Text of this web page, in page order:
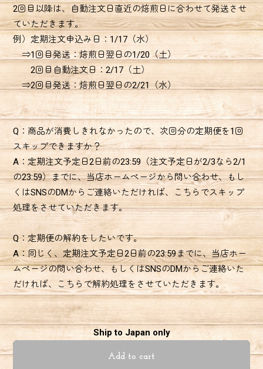
2回目以降は、自動注文日直近の焙煎日に合わせて発送させ
ていただきます。
例）定期注文申込み日：1/17（水）
⇒1回目発送：焙煎日翌日の1/20（土）
2回目自動注文日：2/17（土）
⇒2回目発送：焙煎日翌日の2/21（水）
Q：商品が消費しきれなかったので、次回分の定期便を1回
スキップできますか？
A：定期注文予定日2日前の23:59（注文予定日が2/3なら2/1
の23:59）までに、当店ホームページから問い合わせ、もし
くはSNSのDMからご連絡いただければ、こちらでスキップ
処理をさせていただきます。
Q：定期便の解約をしたいです。
A：同じく、定期注文予定日2日前の23:59までに、当店ホー
ムページの問い合わせ、もしくはSNSのDMからご連絡いた
だければ、こちらで解約処理をさせていただきます。
Ship to Japan only
Add to cart